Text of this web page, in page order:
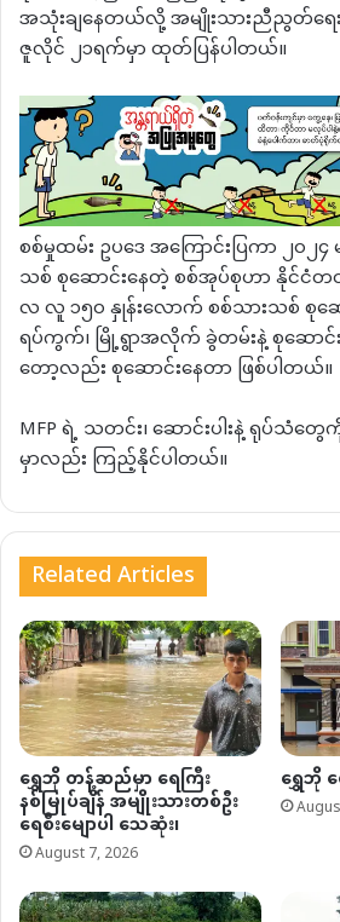
အသုံးချနေတယ်လို့ အမျိုးသားညီညွတ်ရေး
ဇူလိုင် ၂၁ရက်မှာ ထုတ်ပြန်ပါတယ်။
စစ်မှုထမ်း ဥပဒေ အကြောင်းပြကာ ၂၀
သစ် စုဆောင်းနေတဲ့ စစ်အုပ်စုဟာ နိုင်ငံ
လ လူ ၁၅၀ နှုန်းလောက် စစ်သားသစ် စုဆေ
ရပ်ကွက်၊ မြို့ရွာအလိုက် ခွဲတမ်းနဲ့ စုဆောင်
တော့လည်း စုဆောင်းနေတာ ဖြစ်ပါတယ်။
MFP ရဲ့ သတင်း၊ ဆောင်းပါးနဲ့ ရုပ်
မှာလည်း ကြည့်နိုင်ပါတယ်။
Related Articles
ရွှေဘို တန့်ဆည်မှာ ရေကြီး
နစ်မြုပ်ချိန် အမျိုးသားတစ်ဦး
ရေစီးမျောပါ သေဆုံး၊
August 7, 2026
ရွှေဘို